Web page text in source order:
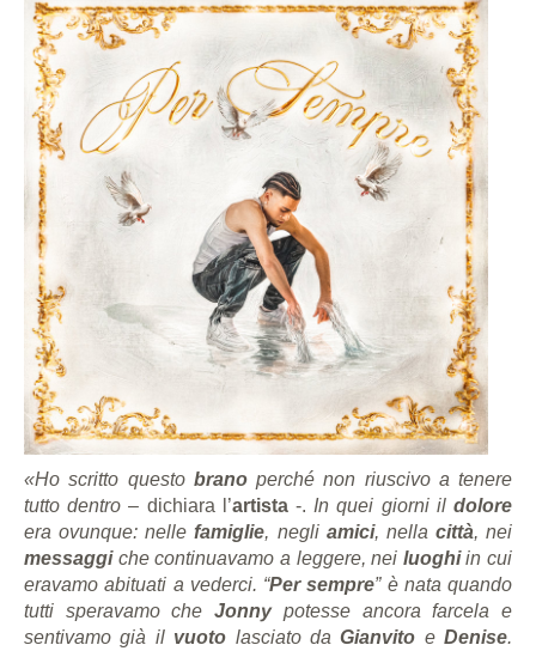
«Ho scritto questo branoperché non riuscivo a tenere
tutto dentro – dichiara l’artista-. In quei giorni ildolore
era ovunque: nellefamiglie, negli amici, nella città, nei
messaggiche continuavamo a leggere, nei luoghiin cui
eravamo abituati a vederci. “Per sempre” è nata quando
tutti speravamo cheJonnypotesse ancora farcela e
sentivamo già il vuoto lasciato daGianvito e Denise.